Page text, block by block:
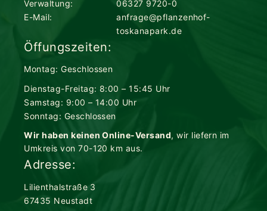
Verwaltung:
06327 9720-0
E-Mail:
anfrage@pflanzenhof-
toskanapark.de
Öffungszeiten:
Montag: Geschlossen
Dienstag-Freitag: 8:00 – 15:45 Uhr
Samstag: 9:00 – 14:00 Uhr
Sonntag: Geschlossen
Wir haben keinen Online-Versand, wir liefern im
Umkreis von 70-120 km aus.
Adresse:
Lilienthalstraße 3
67435 Neustadt